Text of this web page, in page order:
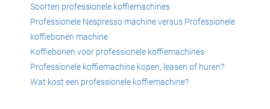
Soorten professionele koffiemachines
Professionele Nespresso machine versus Professionele
koffiebonen machine
Koffiebonen voor professionele koffiemachines
Professionele koffiemachine kopen, leasen of huren?
Wat kost een professionele koffiemachine?